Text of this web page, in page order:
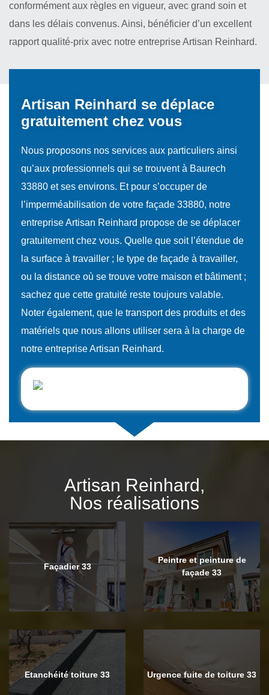
conformément aux règles en vigueur, avec grand soin et
dans les délais convenus. Ainsi, bénéficier d’un excellent
rapport qualité-prix avec notre entreprise Artisan Reinhard.
Artisan Reinhard se déplace
gratuitement chez vous
Nous proposons nos services aux particuliers ainsi
qu’aux professionnels qui se trouvent à Baurech
33880 et ses environs. Et pour s’occuper de
l’imperméabilisation de votre façade 33880, notre
entreprise Artisan Reinhard propose de se déplacer
gratuitement chez vous. Quelle que soit l’étendue de
la surface à travailler ; le type de façade à travailler,
ou la distance où se trouve votre maison et bâtiment ;
sachez que cette gratuité reste toujours valable.
Noter également, que le transport des produits et des
matériels que nous allons utiliser sera à la charge de
notre entreprise Artisan Reinhard.
Artisan Reinhard,
Nos réalisations
Façadier 33
Peintre et peinture de
façade 33
Etanchéité toiture 33 Urgence fuite de toiture 33